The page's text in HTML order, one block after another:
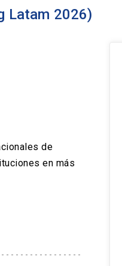
Latam 2026)
de
en más